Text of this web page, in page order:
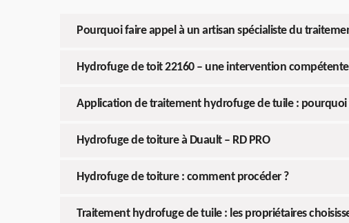
Pourquoi faire appel à un artisan spécialiste du
Hydrofuge de toit 22160 – une intervention compétente
Application de traitement hydrofuge de tuile : pourquoi
Hydrofuge de toiture à Duault – RD PRO
Hydrofuge de toiture : comment procéder ?
Traitement hydrofuge de tuile : les propriétaires